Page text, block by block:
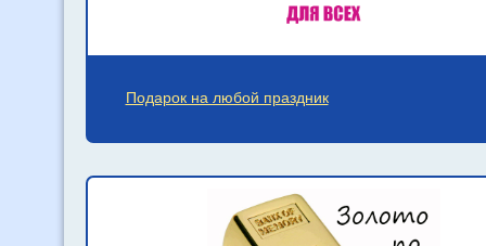
Подарок на любой праздник